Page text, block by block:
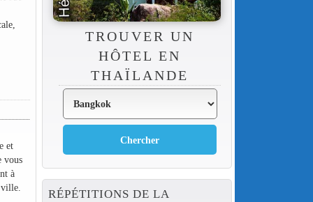
et
vous
à
TROUVER UN
HÔTEL EN
THAÏLANDE
RÉPÉTITIONS DE LA